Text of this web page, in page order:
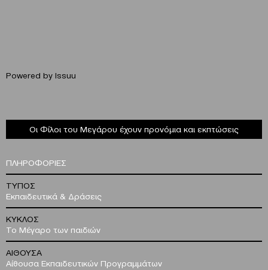
Powered by Issuu
Οι Φίλοι του Μεγάρου έχουν προνόμια και εκπτώσεις
ΠΛΗΡΟΦΟΡΙΕΣ
ΤΥΠΟΣ
Εκπαιδευτικά & Δράσεις
ΚΥΚΛΟΣ
Το Μέγαρο των παιδιών
ΑΙΘΟΥΣΑ
Αίθουσα Εκπαιδευτικών Προγραμμάτων